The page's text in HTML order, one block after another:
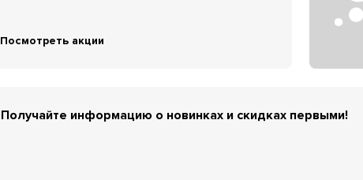
Посмотреть акции
Получайте информацию о новинках и скидках первыми!